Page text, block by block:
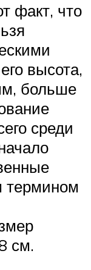
факт, что
высота,
больше
среди
термином
см.